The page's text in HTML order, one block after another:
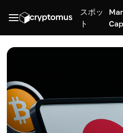
スポッ
ト
Cap